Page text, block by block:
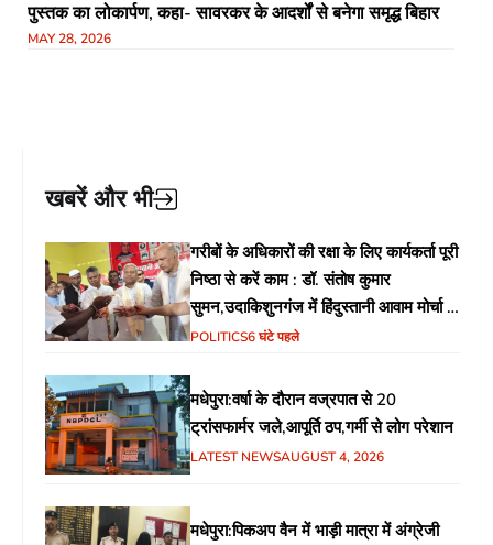
पुस्तक का लोकार्पण, कहा- सावरकर के आदर्शों से बनेगा समृद्ध बिहार
MAY 28, 2026
खबरें और भी
गरीबों के अधिकारों की रक्षा के लिए कार्यकर्ता पूरी
निष्ठा से करें काम : डॉ. संतोष कुमार
सुमन,उदाकिशुनगंज में हिंदुस्तानी आवाम मोर्चा के
गरीब चौपाल में शिक्षा, स्वास्थ्य, रोजगार समेत
POLITICS6 घंटे पहले
मधेपुरा:वर्षा के दौरान वज्रपात से 20
ट्रांसफार्मर जले,आपूर्ति ठप,गर्मी से लोग परेशान
LATEST NEWSAUGUST 4, 2026
मधेपुरा:पिकअप वैन में भाड़ी मात्रा में अंग्रेजी